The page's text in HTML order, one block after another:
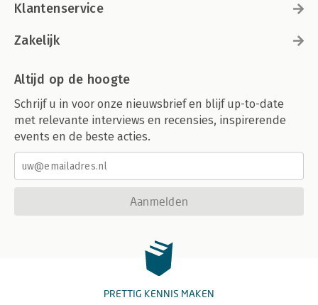
Klantenservice
Zakelijk
Altijd op de hoogte
Schrijf u in voor onze nieuwsbrief en blijf up-to-date
met relevante interviews en recensies, inspirerende
events en de beste acties.
Aanmelden
PRETTIG KENNIS MAKEN